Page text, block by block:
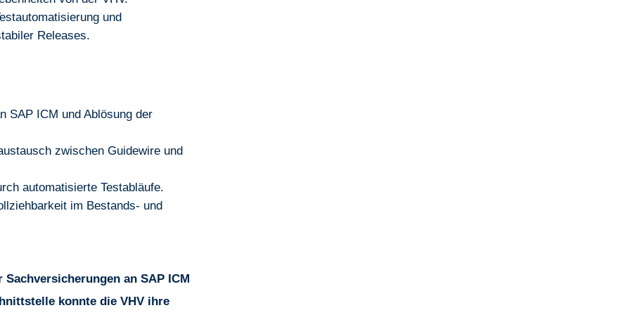
und
Releases.
SAP ICM und Ablösung der
zwischen Guidewire und
automatisierte Testabläufe.
im Bestands- und
an SAP ICM
konnte die VHV ihre